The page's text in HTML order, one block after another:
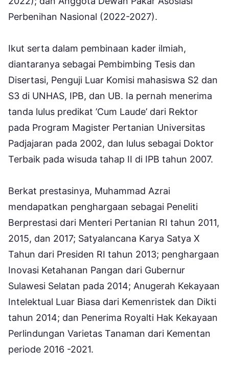
Perbenihan Nasional (2022-2027).
Ikut serta dalam pembinaan kader ilmiah,
diantaranya sebagai Pembimbing Tesis dan
Disertasi, Penguji Luar Komisi mahasiswa S2 dan
S3 di UNHAS, IPB, dan UB. Ia pernah menerima
tanda lulus predikat ’Cum Laude’ dari Rektor
pada Program Magister Pertanian Universitas
Padjajaran pada 2002, dan lulus sebagai Doktor
Terbaik pada wisuda tahap II di IPB tahun 2007.
Berkat prestasinya, Muhammad Azrai
mendapatkan penghargaan sebagai Peneliti
Berprestasi dari Menteri Pertanian RI tahun 2011,
2015, dan 2017; Satyalancana Karya Satya X
Tahun dari Presiden RI tahun 2013; penghargaan
Inovasi Ketahanan Pangan dari Gubernur
Sulawesi Selatan pada 2014; Anugerah Kekayaan
Intelektual Luar Biasa dari Kemenristek dan Dikti
tahun 2014; dan Penerima Royalti Hak Kekayaan
Perlindungan Varietas Tanaman dari Kementan
periode 2016 -2021.